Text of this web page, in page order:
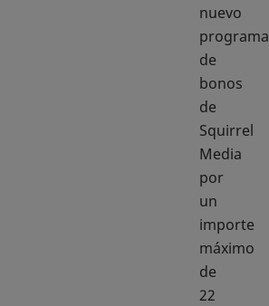
nuevo
programa
de
bonos
de
Squirrel
Media
por
un
importe
máximo
de
22